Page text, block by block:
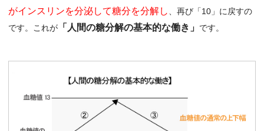
がインスリンを分泌して糖分を分解し
、再び「10」に戻すの
です。これが 「人間の糖分解の基本的な働き」 です。